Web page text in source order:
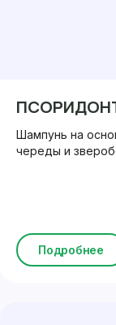
Шампунь на
череды и
Подробнее